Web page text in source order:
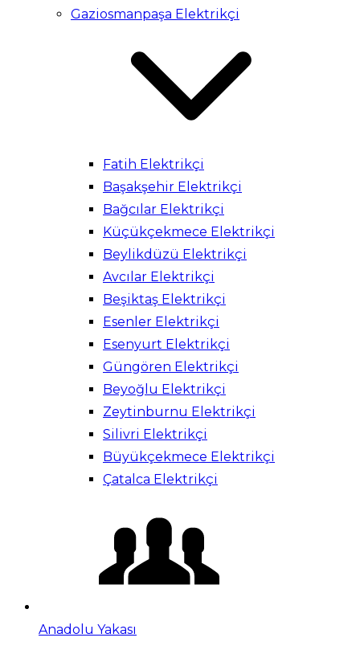
Gaziosmanpaşa Elektrikçi
Fatih Elektrikçi
Başakşehir Elektrikçi
Bağcılar Elektrikçi
Küçükçekmece Elektrikçi
Beylikdüzü Elektrikçi
Avcılar Elektrikçi
Beşiktaş Elektrikçi
Esenler Elektrikçi
Esenyurt Elektrikçi
Güngören Elektrikçi
Beyoğlu Elektrikçi
Zeytinburnu Elektrikçi
Silivri Elektrikçi
Büyükçekmece Elektrikçi
Çatalca Elektrikçi
Anadolu Yakası